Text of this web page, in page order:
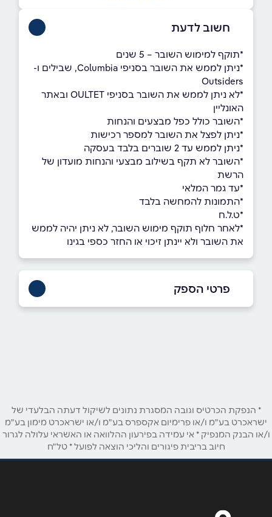
חשוב לדעת
*תוקף למימוש השובר – 5 שנים
*ניתן לממש את השובר בסניפי Columbia, שבילים ו-
Outsiders
*לא ניתן לממש את השובר בסניפי OULTET ובאתר
האונליין
*השובר כולל כפל מבצעים והנחות
*ניתן לפצל את השובר למספר רכישות
*ניתן לממש עד 2 שוברים בלבד בעסקה
ָ*השובר לא תקף בשילוב מבצעי והנחות מועדון של
הרשת
ָָ*עד גמר המלאי
*התמונות להמחשה בלבד
*ט.ל.ח
*לאחר חלוף תוקף מימוש השובר, לא ניתן יהיה לממש
את השובר ולא יינתן זיכוי או החזר כספי בגינו
פרטי הספק
טלפון*
אימייל*
* הנפקת הכרטיס וגובה המסגרת נתונים לשיקול דעתה הבלעדי של
ישראכרט בע"מ ו/או פרימיום אקספרס בע"מ ו/או ישראכרט מימון בע"מ
ו/או הבנק המנפיק * אי עמידה בפירעון ההלוואה או האשראי עלולה לגרור
חיוב בריבית פיגורים והליכי הוצאה לפועל * טל"ח